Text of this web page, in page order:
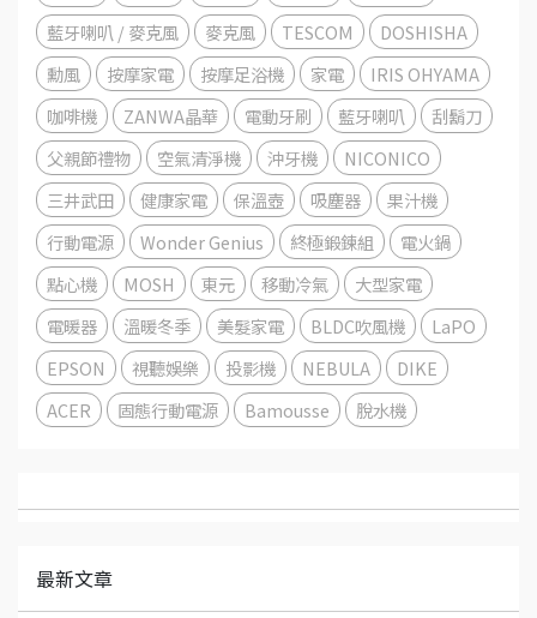
藍牙喇叭 / 麥克風
麥克風 TESCOM
DOSHISHA
勳風
按摩家電 按摩足浴機 家電
IRIS OHYAMA
咖啡機
ZANWA晶華 電動牙刷 藍牙喇叭
刮鬍刀
父親節禮物
空氣清淨機 沖牙機
NICONICO
三井武田
健康家電 保溫壺 吸塵器
果汁機
行動電源
Wonder Genius 終極鍛鍊組
電火鍋
點心機
MOSH 東元 移動冷氣
大型家電
電暖器
溫暖冬季 美髮家電 BLDC吹風機
LaPO
EPSON
視聽娛樂 投影機 NEBULA
DIKE
ACER
固態行動電源 Bamousse 脫水機
最新文章